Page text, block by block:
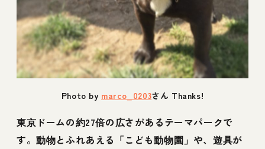
Photo by marco_0203さん Thanks!
東京ドームの約27倍の広さがあるテーマパークで
す。動物とふれあえる「こども動物園」や、遊具が